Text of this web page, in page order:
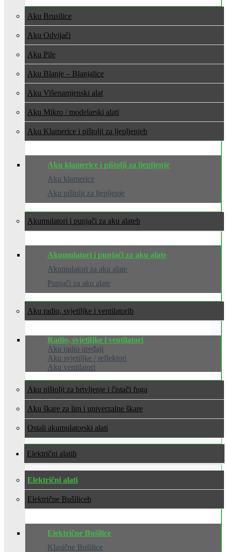
Aku Brusilice
Aku Odvijači
Aku Pile
Aku Blanje – Blanjalice
Aku Višenamjenski alat
Aku Mikro / modelarski alati
Aku Klamerice i pištolji za ljepljenje
Aku klamerice i pištolji za ljepljenje
Aku klamerice
Aku pištolji za ljepljenje
Akumulatori i punjači za aku alate
Akumulatori i punjači za aku alate
Akumulatori za aku alate
Punjači za aku alate
Aku radio, svjetiljke i ventilatori
Radio, svjetiljke i ventilatori
Aku radio uređaji
Aku svjetiljke / reflektori
Aku ventilatori
Aku pištolji za brtvljenje i čistači fuga
Aku škare za lim i univerzalne škare
Ostali akumulatorski alati
Električni alati
Električni alati
Električne Bušilice
Električne Bušilice
Klasične Bušilice